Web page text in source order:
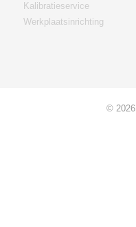
Kalibratieservice
Werkplaatsinrichting
© 2026